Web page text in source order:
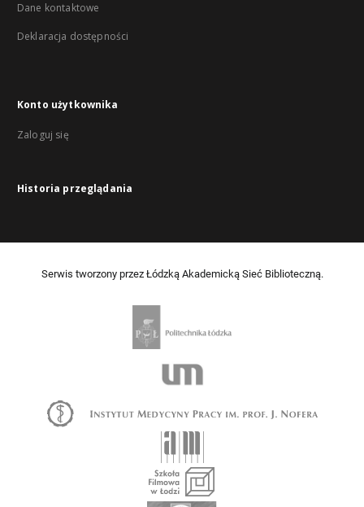
Dane kontaktowe
Deklaracja dostępności
Konto użytkownika
Zaloguj się
Historia przeglądania
Serwis tworzony przez Łódzką Akademicką Sieć Biblioteczną.